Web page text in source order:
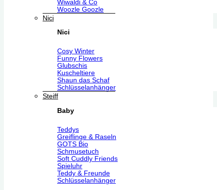
Wiwaldi & Co
Woozle Goozle
Nici
Nici
Cosy Winter
Funny Flowers
Glubschis
Kuscheltiere
Shaun das Schaf
Schlüsselanhänger
Steiff
Baby
Teddys
Greiflinge & Raseln
GOTS Bio
Schmusetuch
Soft Cuddly Friends
Spieluhr
Teddy & Freunde
Schlüsselanhänger